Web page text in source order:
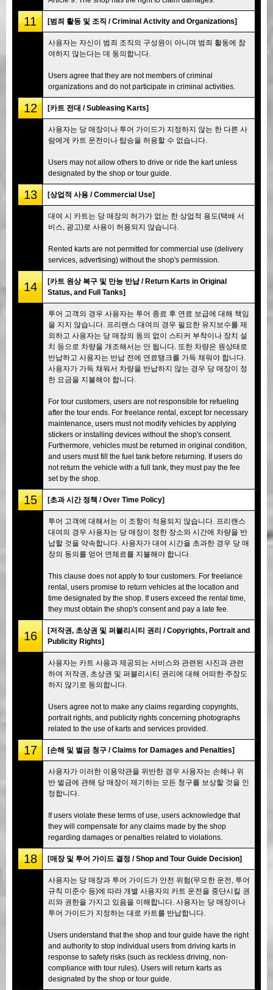
11 [범죄 활동 및 조직 / Criminal Activity and Organizations]
사용자는 자신이 범죄 조직의 구성원이 아니며 범죄 활동에 참
여하지 않는다는 데 동의합니다.
Users agree that they are not members of criminal
organizations and do not participate in criminal activities.
12 [카트 전대 / Subleasing Karts]
사용자는 당 매장이나 투어 가이드가 지정하지 않는 한 다른 사
람에게 카트 운전이나 탑승을 허용할 수 없습니다.
Users may not allow others to drive or ride the kart unless
designated by the shop or tour guide.
13 [상업적 사용 / Commercial Use]
대여 시 카트는 당 매장의 허가가 없는 한 상업적 용도(택배 서
비스, 광고)로 사용이 허용되지 않습니다.
Rented karts are not permitted for commercial use (delivery
services, advertising) without the shop's permission.
14
[카트 원상 복구 및 만능 반납 / Return Karts in Original
Status, and Full Tanks]
투어 고객의 경우 사용자는 투어 종료 후 연료 보급에 대해 책임
을 지지 않습니다. 프리랜스 대여의 경우 필요한 유지보수를 제
외하고 사용자는 당 매장의 동의 없이 스티커 부착이나 장치 설
치 등으로 차량을 개조해서는 안 됩니다. 또한 차량은 원상태로
반납하고 사용자는 반납 전에 연료탱크를 가득 채워야 합니다.
사용자가 가득 채워서 차량을 반납하지 않는 경우 당 매장이 정
한 요금을 지불해야 합니다.
For tour customers, users are not responsible for refueling
after the tour ends. For freelance rental, except for necessary
maintenance, users must not modify vehicles by applying
stickers or installing devices without the shop's consent.
Furthermore, vehicles must be returned in original condition,
and users must fill the fuel tank before returning. If users do
not return the vehicle with a full tank, they must pay the fee
set by the shop.
15 [초과 시간 정책 / Over Time Policy]
투어 고객에 대해서는 이 조항이 적용되지 않습니다. 프리랜스
대여의 경우 사용자는 당 매장이 정한 장소와 시간에 차량을 반
납할 것을 약속합니다. 사용자가 대여 시간을 초과한 경우 당 매
장의 동의를 얻어 연체료를 지불해야 합니다.
This clause does not apply to tour customers. For freelance
rental, users promise to return vehicles at the location and
time designated by the shop. If users exceed the rental time,
they must obtain the shop's consent and pay a late fee.
16
[저작권, 초상권 및 퍼블리시티 권리 / Copyrights, Portrait and
Publicity Rights]
사용자는 카트 사용과 제공되는 서비스와 관련된 사진과 관련
하여 저작권, 초상권 및 퍼블리시티 권리에 대해 어떠한 주장도
하지 않기로 동의합니다.
Users agree not to make any claims regarding copyrights,
portrait rights, and publicity rights concerning photographs
related to the use of karts and services provided.
17 [손해 및 벌금 청구 / Claims for Damages and Penalties]
사용자가 이러한 이용약관을 위반한 경우 사용자는 손해나 위
반 벌금에 관해 당 매장이 제기하는 모든 청구를 보상할 것을 인
정합니다.
If users violate these terms of use, users acknowledge that
they will compensate for any claims made by the shop
regarding damages or penalties related to violations.
18 [매장 및 투어 가이드 결정 / Shop and Tour Guide Decision]
사용자는 당 매장과 투어 가이드가 안전 위험(무모한 운전, 투어
규칙 미준수 등)에 따라 개별 사용자의 카트 운전을 중단시킬 권
리와 권한을 가지고 있음을 이해합니다. 사용자는 당 매장이나
투어 가이드가 지정하는 대로 카트를 반납합니다.
Users understand that the shop and tour guide have the right
and authority to stop individual users from driving karts in
response to safety risks (such as reckless driving, non-
compliance with tour rules). Users will return karts as
designated by the shop or tour guide.